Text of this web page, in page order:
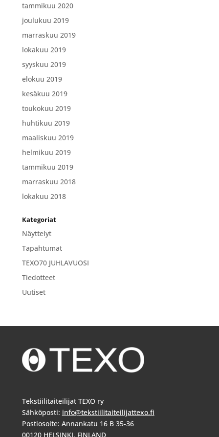
tammikuu 2020
joulukuu 2019
marraskuu 2019
lokakuu 2019
syyskuu 2019
elokuu 2019
kesäkuu 2019
toukokuu 2019
huhtikuu 2019
maaliskuu 2019
helmikuu 2019
tammikuu 2019
marraskuu 2018
lokakuu 2018
Kategoriat
Näyttelyt
Tapahtumat
TEXO70 JUHLAVUOSI
Tiedotteet
Uutiset
Tekstiilitaiteilijat TEXO ry
Sähköposti: info@tekstiilitaiteilijattexo.fi
Postiosoite: Annankatu 16 B 35-36
00120 HELSINKI, FINLAND